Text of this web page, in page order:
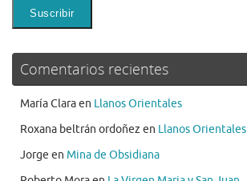
Comentarios recientes
María Claraen Llanos Orientales
Roxana beltrán ordoñez en Llanos Orientales
Jorge en Mina de Obsidiana